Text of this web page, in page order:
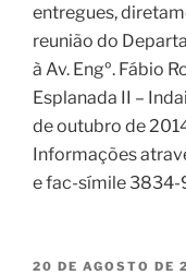
entregues,
reunião do
à Av. Engº. Fábio
Esplanada II –
de outubro de
Informações
e fac-símile
20 DE AGOSTO DE